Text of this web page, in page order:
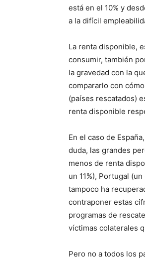
está en el 10% y
a la difícil
La renta disponible,
consumir, también
la gravedad con la
compararlo con
(países rescatados)
renta disponible
En el caso de
duda, las grandes
menos de renta
un 11%), Portugal
tampoco ha
contraponer estas
programas de
víctimas colaterales
Pero no a todos los